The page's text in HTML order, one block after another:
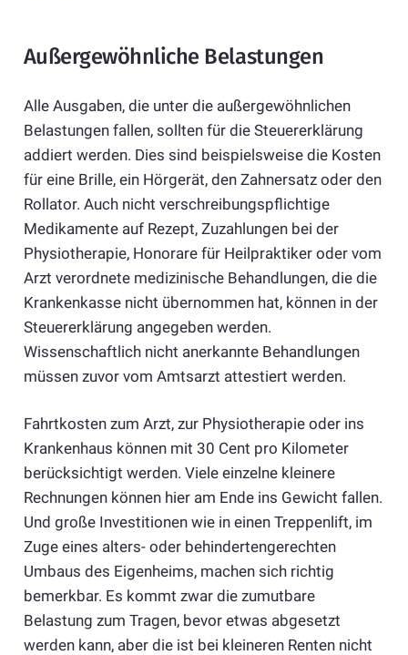
Außergewöhnliche Belastungen
Alle Ausgaben, die unter die außergewöhnlichen
Belastungen fallen, sollten für die Steuererklärung
addiert werden. Dies sind beispielsweise die Kosten
für eine Brille, ein Hörgerät, den Zahnersatz oder den
Rollator. Auch nicht verschreibungspflichtige
Medikamente auf Rezept, Zuzahlungen bei der
Physiotherapie, Honorare für Heilpraktiker oder vom
Arzt verordnete medizinische Behandlungen, die die
Krankenkasse nicht übernommen hat, können in der
Steuererklärung angegeben werden.
Wissenschaftlich nicht anerkannte Behandlungen
müssen zuvor vom Amtsarzt attestiert werden.
Fahrtkosten zum Arzt, zur Physiotherapie oder ins
Krankenhaus können mit 30 Cent pro Kilometer
berücksichtigt werden. Viele einzelne kleinere
Rechnungen können hier am Ende ins Gewicht fallen.
Und große Investitionen wie in einen Treppenlift, im
Zuge eines alters- oder behindertengerechten
Umbaus des Eigenheims, machen sich richtig
bemerkbar. Es kommt zwar die zumutbare
Belastung zum Tragen, bevor etwas abgesetzt
werden kann, aber die ist bei kleineren Renten nicht